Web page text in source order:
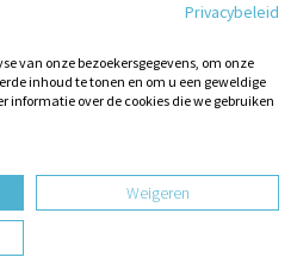
dat de woorden en
een kleur krijgen, zoals
20-06-2013
design website door
ontwikkeling door
een vraag
Privacybeleid
van onze bezoekersgegevens, om onze
inhoud te tonen en om u een geweldige
informatie over de cookies die we gebruiken
Weigeren